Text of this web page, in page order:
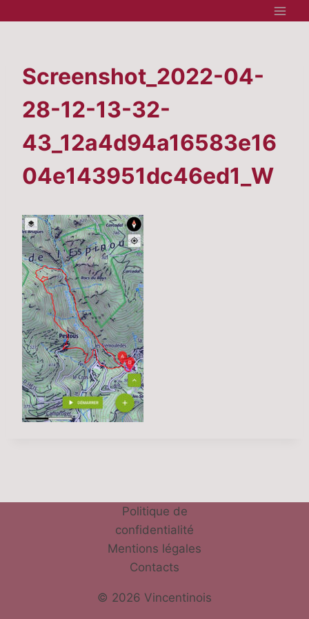
Screenshot_2022-04-
28-12-13-32-
43_12a4d94a16583e16
04e143951dc46ed1_W
Politique de
confidentialité
Mentions légales
Contacts
© 2026 Vincentinois